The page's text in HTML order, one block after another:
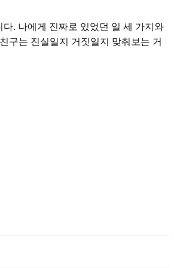
. 나에게 진짜로 있었던 일 세 가지와
구는 진실일지 거짓일지 맞춰보는 거